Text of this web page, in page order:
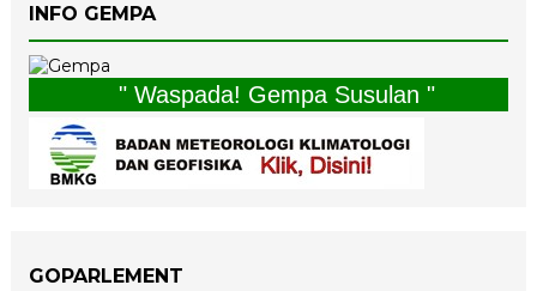
INFO GEMPA
" Waspada! Gempa Susulan "
GOPARLEMENT